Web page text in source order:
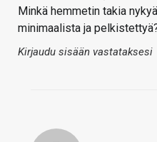
Minkä hemmetin takia
minimaalista ja
Kirjaudu sisään vastataksesi